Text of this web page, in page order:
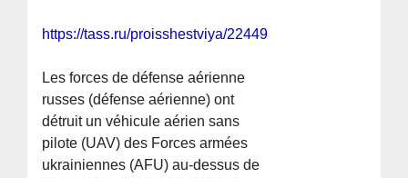
https://tass.ru/proisshestviya/22449313
Les forces de défense aérienne
russes (défense aérienne) ont
détruit un véhicule aérien sans
pilote (UAV) des Forces armées
ukrainiennes (AFU) au-dessus de